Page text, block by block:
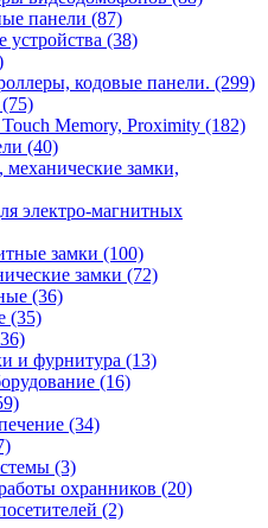
панели (87)
устройства (38)
кодовые панели. (299)
(75)
Memory, Proximity (182)
(40)
замки,
электро-магнитных
замки (100)
замки (72)
(36)
(35)
и фурнитура (13)
(16)
(34)
(3)
охранников (20)
(2)